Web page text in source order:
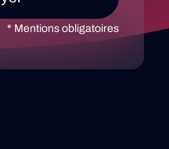
* Mentions obligatoires